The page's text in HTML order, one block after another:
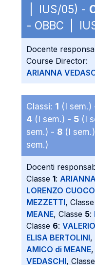
| IUS/05) -
- OBBC |
Docente
Course Director:
ARIANNA
Classi: 1 (I sem.)
4 (I sem.) - 5 (I
sem.) - 8 (I
sem.)
Docenti
Classe 1:
LORENZO
MEZZETTI, Classe
MEANE, Classe 5:
Classe 6:
ELISA BERTOLINI,
AMICO di MEANE
VEDASCHI, Classe